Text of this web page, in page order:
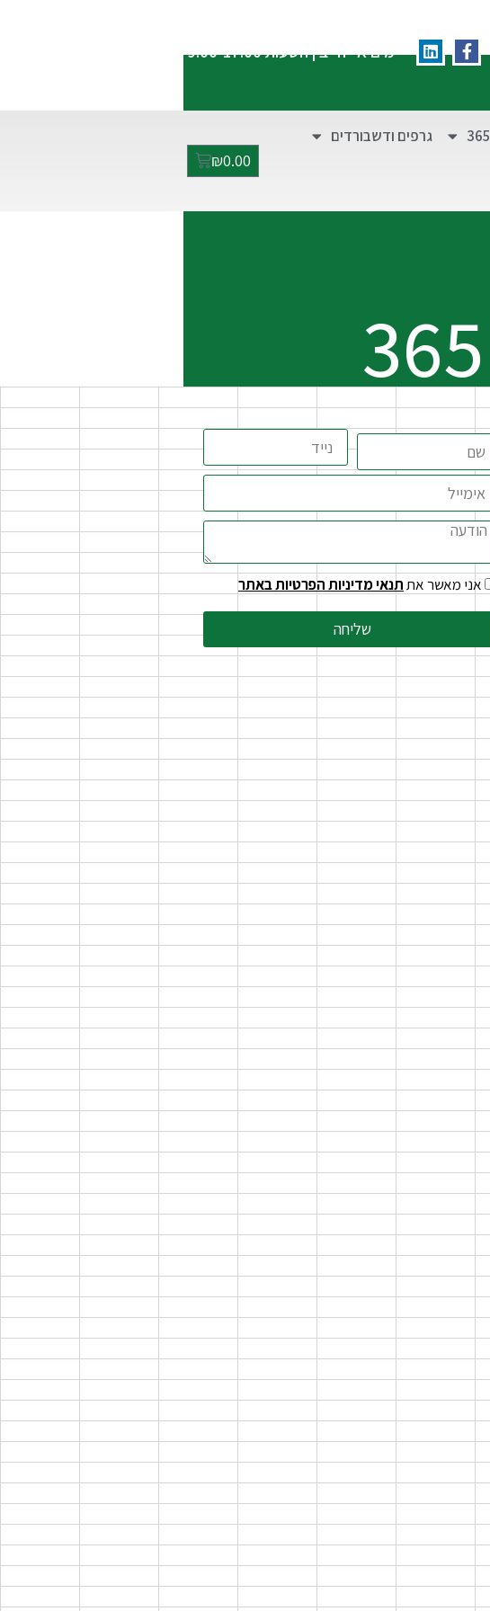
ימים א'-ה' בין השעות 9:00-17:00
365 גרפים ודשבורדים
₪0.00
אני מאשר אתתנאי מדיניות הפרטיות באתר
שליחה